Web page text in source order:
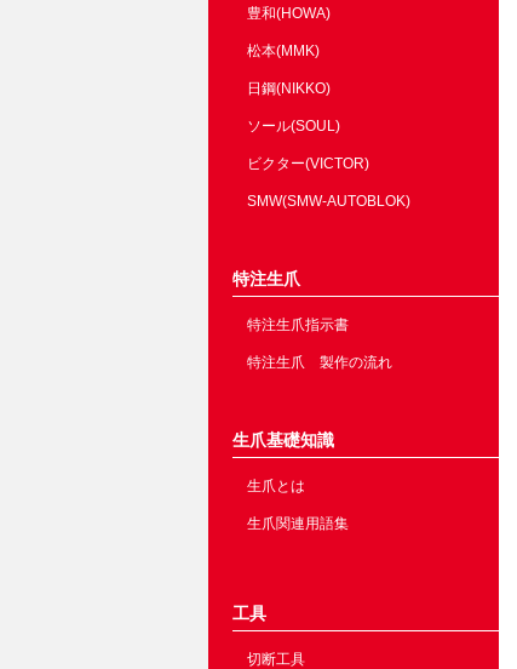
豊和(HOWA)
松本(MMK)
日鋼(NIKKO)
ソール(SOUL)
ビクター(VICTOR)
SMW(SMW-AUTOBLOK)
特注生爪
特注生爪指示書
特注生爪 製作の流れ
生爪基礎知識
生爪とは
生爪関連用語集
工具
切断工具